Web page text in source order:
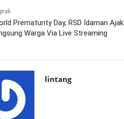
Prematurity Day, RSD Idaman Ajak
Warga Via Live Streaming
lintang